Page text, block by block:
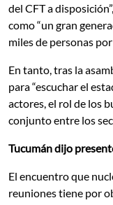
del CFT a
como “un gran
miles de personas
En tanto, tras la
para “escuchar el
actores, el rol de los
conjunto entre los
Tucumán dijo
El encuentro que
reuniones tiene por